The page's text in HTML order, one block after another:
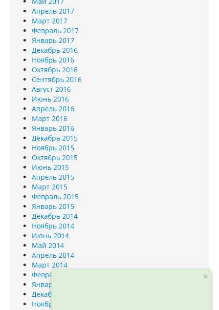
Апрель 2017
Март 2017
Февраль 2017
Январь 2017
Декабрь 2016
Ноябрь 2016
Октябрь 2016
Сентябрь 2016
Август 2016
Июнь 2016
Апрель 2016
Март 2016
Январь 2016
Декабрь 2015
Ноябрь 2015
Октябрь 2015
Июнь 2015
Апрель 2015
Март 2015
Февраль 2015
Январь 2015
Декабрь 2014
Ноябрь 2014
Июнь 2014
Май 2014
Апрель 2014
Март 2014
Февраль 2014
Январь 2014
Декабрь 2013
Ноябрь 2013
×